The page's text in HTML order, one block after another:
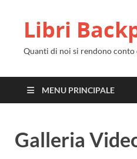
Libri
Quanti di noi si rendono
MENU PRINCIPALE
Galleria